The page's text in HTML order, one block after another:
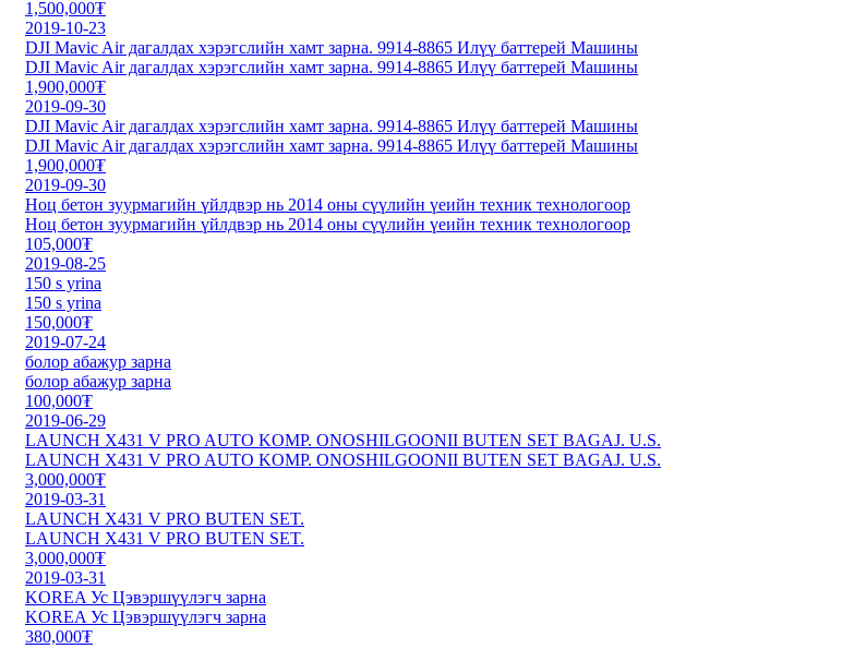
1,500,000₮
2019-10-23
DJI Mavic Air дагалдах хэрэгслийн хамт зарна. 9914-8865 Илүү баттерей Машины
DJI Mavic Air дагалдах хэрэгслийн хамт зарна. 9914-8865 Илүү баттерей Машины
1,900,000₮
2019-09-30
DJI Mavic Air дагалдах хэрэгслийн хамт зарна. 9914-8865 Илүү баттерей Машины
DJI Mavic Air дагалдах хэрэгслийн хамт зарна. 9914-8865 Илүү баттерей Машины
1,900,000₮
2019-09-30
Ноц бетон зуурмагийн үйлдвэр нь 2014 оны сүүлийн үеийн техник технологоор
Ноц бетон зуурмагийн үйлдвэр нь 2014 оны сүүлийн үеийн техник технологоор
105,000₮
2019-08-25
150 s yrina
150 s yrina
150,000₮
2019-07-24
болор абажур зарна
болор абажур зарна
100,000₮
2019-06-29
LAUNCH X431 V PRO AUTO KOMP. ONOSHILGOONII BUTEN SET BAGAJ. U.S.
LAUNCH X431 V PRO AUTO KOMP. ONOSHILGOONII BUTEN SET BAGAJ. U.S.
3,000,000₮
2019-03-31
LAUNCH X431 V PRO BUTEN SET.
LAUNCH X431 V PRO BUTEN SET.
3,000,000₮
2019-03-31
KOREA Ус Цэвэршүүлэгч зарна
KOREA Ус Цэвэршүүлэгч зарна
380,000₮